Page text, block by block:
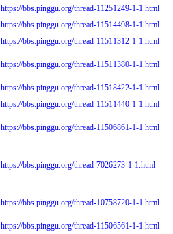
https://bbs.pinggu.org/thread-11251249-1-1.html
https://bbs.pinggu.org/thread-11514498-1-1.html
https://bbs.pinggu.org/thread-11511312-1-1.html
https://bbs.pinggu.org/thread-11511380-1-1.html
https://bbs.pinggu.org/thread-11518422-1-1.html
https://bbs.pinggu.org/thread-11511440-1-1.html
https://bbs.pinggu.org/thread-11506861-1-1.html
https://bbs.pinggu.org/thread-7026273-1-1.html
https://bbs.pinggu.org/thread-10758720-1-1.html
https://bbs.pinggu.org/thread-11506561-1-1.html